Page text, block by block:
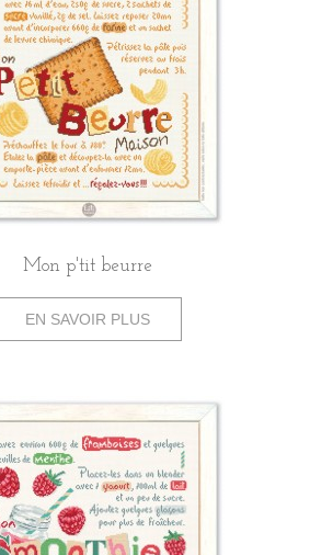
Mon p'tit beurre
EN SAVOIR PLUS